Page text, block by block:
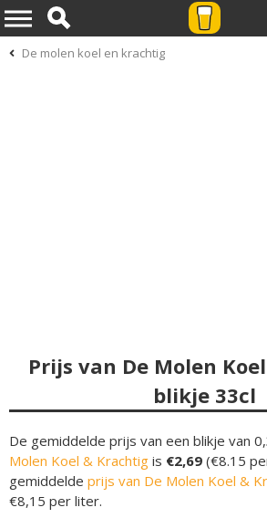
De molen koel en krachtig
Prijs van De Molen
blikje 33cl
De gemiddelde prijs van een blikje van
Molen Koel & Krachtig is €2,69 (€8.15
gemiddelde prijs van De Molen Koel &
€8,15 per liter.